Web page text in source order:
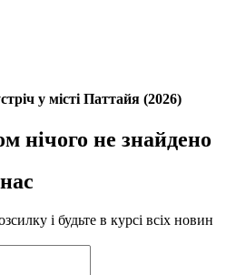
у місті Паттайя (2026)
нічого не знайдено
і будьте в курсі всіх новин